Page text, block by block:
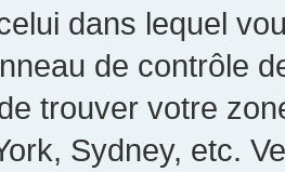
dans lequel
de contrôle
trouver votre
Sydney, etc.